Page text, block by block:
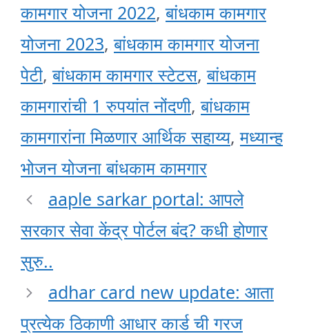
कामगार योजना 2022,बांधकाम कामगार
योजना 2023,बांधकाम कामगार योजना
पेटी,बांधकाम कामगार स्टेटस,बांधकाम
कामगारांची 1 रुपयांत नोंदणी,बांधकाम
कामगारांना मिळणार आर्थिक सहाय्य,मध्यान्ह
भोजन योजना बांधकाम कामगार
aaple sarkar portal: आपले
सरकार सेवा केंद्र पोर्टल बंद? कधी होणार
सुरु..
adhar card new update: आता
प्रत्येक ठिकाणी आधार कार्ड ची गरज